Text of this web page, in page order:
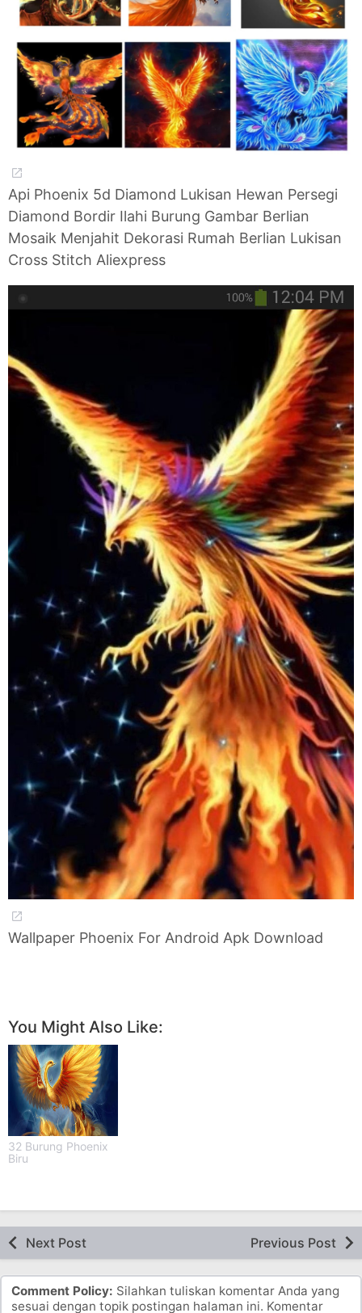
Api Phoenix 5d Diamond Lukisan Hewan Persegi
Diamond Bordir Ilahi Burung Gambar Berlian
Mosaik Menjahit Dekorasi Rumah Berlian Lukisan
Cross Stitch Aliexpress
Wallpaper Phoenix For Android Apk Download
You Might Also Like:
32 Burung Phoenix
Biru
Next Post Previous Post
Comment Policy: Silahkan tuliskan komentar Anda yang
sesuai dengan topik postingan halaman ini. Komentar